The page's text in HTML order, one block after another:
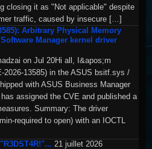
closing it as "Not applicable" despite
traffic, caused by insecure […]
Arbitrary Physical Memory
Manager kernel driver
on Jul 20Hi all, I&apos;m
2026-13585) in the ASUS bsitf.sys /
with ASUS Business Manager
assigned the CVE and published a
Summary: The driver
required to open) with an IOCTL
21 juillet 2026